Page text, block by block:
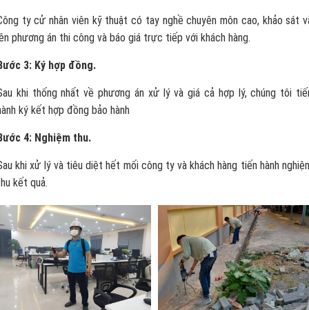
ty cử nhân viên kỹ thuật có tay nghề chuyên môn cao, khảo sát
phương án thi công và báo giá trực tiếp với khách hàng.
3: Ký hợp đồng.
khi thống nhất về phương án xử lý và giá cả hợp lý, chúng tôi
ký kết hợp đồng bảo hành
4: Nghiệm thu.
khi xử lý và tiêu diệt hết mối công ty và khách hàng tiến hành
kết quả.